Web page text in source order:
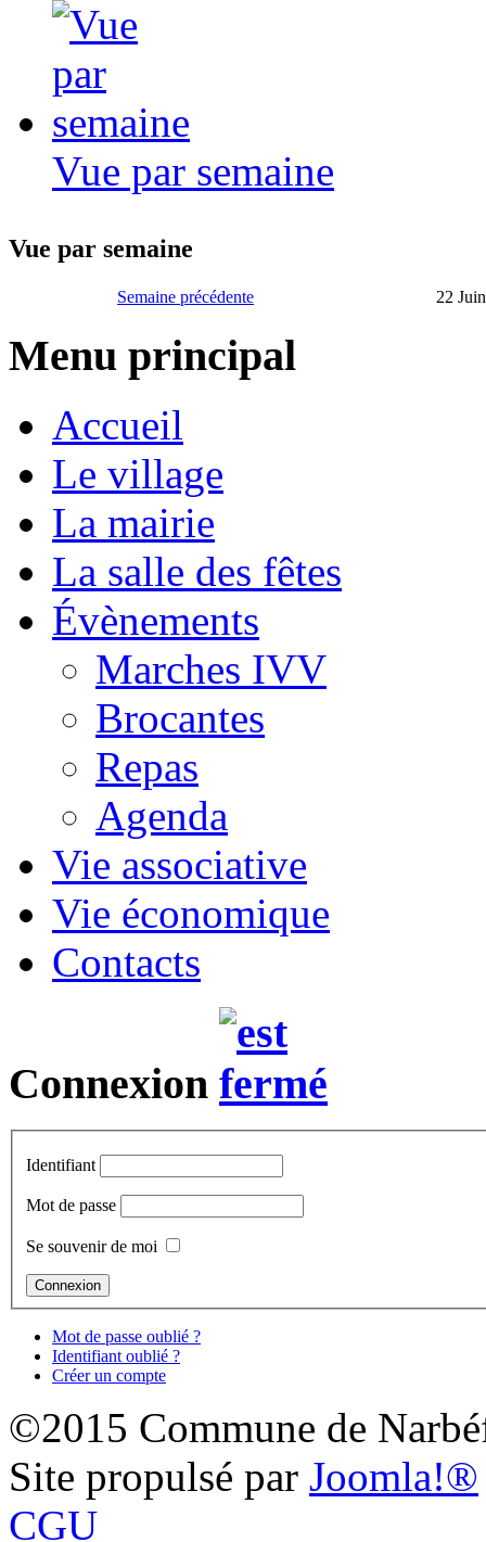
Vue par semaine
Vue par semaine
Semaine précédente 22
Menu principal
Accueil
Le village
La mairie
La salle des fêtes
Évènements
Marches IVV
Brocantes
Repas
Agenda
Vie associative
Vie économique
Contacts
Connexion
Identifiant
Mot de passe
Se souvenir de moi
Mot de passe oublié ?
Identifiant oublié ?
Créer un compte
©2015 Commune de
Site propulsé par Joomla!®
CGU